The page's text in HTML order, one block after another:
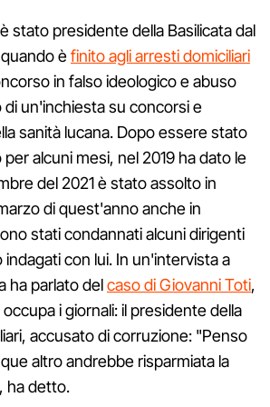
è stato presidente della Basilicata dal
èfinito agli arresti domiciliari
in falso ideologico e abuso
un'inchiesta su concorsi e
sanità lucana. Dopo essere stato
alcuni mesi, nel 2019 ha dato le
del 2021 è stato assolto in
di quest'anno anche in
stati condannati alcuni dirigenti
con lui. In un'intervista a
ha parlato delcaso di Giovanni Toti,
i giornali: il presidente della
accusato di corruzione: "Penso
altro andrebbe risparmiata la
ha detto.